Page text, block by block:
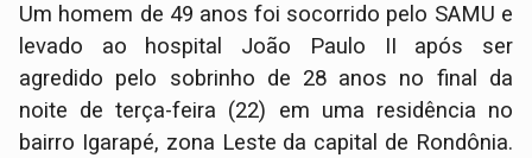
Um homem de 49 anos foi socorrido pelo SAMU e
levado ao hospital João Paulo II após ser
agredido pelo sobrinho de 28 anos no final da
noite de terça-feira (22) em uma residência no
bairro Igarapé, zona Leste da capital de Rondônia.